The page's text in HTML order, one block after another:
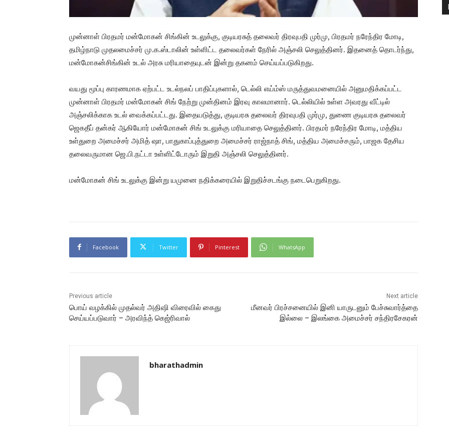
முன்னாள் பிரதமர் மன்மோகன் சிங்கின் உடலுக்கு, குடியரசுத் தலைவர் திரவுபதி முர்மு, பிரதமர் நரேந்திர மோடி,
தமிழ்நாடு முதலமைச்சர் மு.க.ஸ்டாலின் உள்ளிட்ட தலைவர்கள் நேரில் அஞ்சலி செலுத்தினர். இதனைத் தொடர்ந்து,
மன்மோகன்சிங்கின் உடல் அரசு மரியாதையுடன் இன்று தகனம் செய்யப்படுகிறது.
வயது மூப்பு காரணமாக ஏற்பட்ட உடல்நலப் பாதிப்புகளால், டெல்லி எய்ம்ஸ் மருத்துவமனையில் அனுமதிக்கப்பட்ட
முன்னாள் பிரதமர் மன்மோகன் சிங் நேற்று முன்தினம் இரவு காலமானார். டெல்லியில் உள்ள அவரது வீட்டில்
அஞ்சலிக்காக உடல் வைக்கப்பட்டது. இதையடுத்து, குடியரசு தலைவர் திரவுபதி முர்மு, துணை குடியரசு தலைவர்
ஜெகதீப் தன்கர் ஆகியோர் மன்மோகன் சிங் உடலுக்கு மரியாதை செலுத்தினர். பிரதமர் நரேந்திர மோடி, மத்திய
உள்துறை அமைச்சர் அமித் ஷா, பாதுகாப்புத்துறை அமைச்சர் ராஜ்நாத் சிங், மத்திய அமைச்சரும், பாஜக தேசிய
தலைவருமான ஜெ.பி.நட்டா உள்ளிட்டோரும் இறுதி அஞ்சலி செலுத்தினர்.
மன்மோகன் சிங் உடலுக்கு இன்று யமுனை நதிக்கரையில் இறுதிச்சடங்கு நடைபெறுகிறது.
Facebook Twitter Pinterest WhatsApp
Previous article
பொய் வழக்கில் முதல்வர் அதிஷி விரைவில் கைது
செய்யப்படுவார் – அரவிந்த் கெஜ்ரிவால்
Next article
மீனவர் பிரச்சனையில் இனி யாருடனும் பேச்சுவார்த்தை
இல்லை – இலங்கை அமைச்சர் சந்திரசேகரன்
bharathadmin